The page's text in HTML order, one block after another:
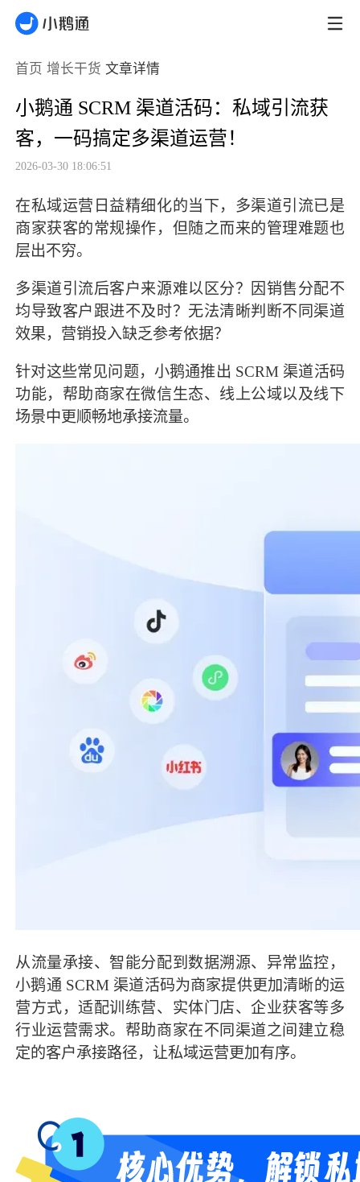
首页 增长干货 文章详情
小鹅通 SCRM 渠道活码：私域引流获
客，一码搞定多渠道运营！
2026-03-30 18:06:51
在私域运营日益精细化的当下，多渠道引流已是
商家获客的常规操作，但随之而来的管理难题也
层出不穷。
多渠道引流后客户来源难以区分？因销售分配不
均导致客户跟进不及时？无法清晰判断不同渠道
效果，营销投入缺乏参考依据？
针对这些常见问题，小鹅通推出 SCRM 渠道活码
功能，帮助商家在微信生态、线上公域以及线下
场景中更顺畅地承接流量。
从流量承接、智能分配到数据溯源、异常监控，
小鹅通 SCRM 渠道活码为商家提供更加清晰的运
营方式，适配训练营、实体门店、企业获客等多
行业运营需求。帮助商家在不同渠道之间建立稳
定的客户承接路径，让私域运营更加有序。